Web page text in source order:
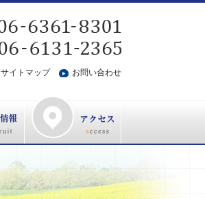
サイトマップ お問い合わせ